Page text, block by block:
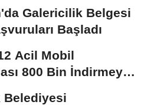
Galericilik Belgesi
Başladı
Acil Mobil
800 Bin İndirmeyi
Belediyesi